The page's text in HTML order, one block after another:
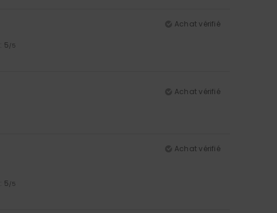
Achat vérifié
: 5/5
Achat vérifié
Achat vérifié
: 5/5